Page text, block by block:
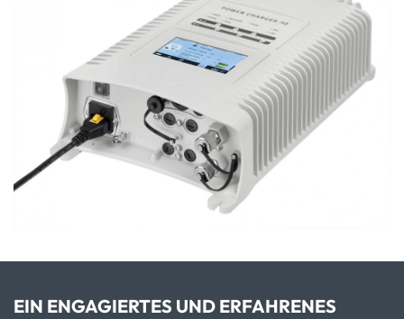
EIN ENGAGIERTES UND ERFAHRENES